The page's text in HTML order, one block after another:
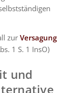
zurVersagung
1 S. 1 InsO)
und